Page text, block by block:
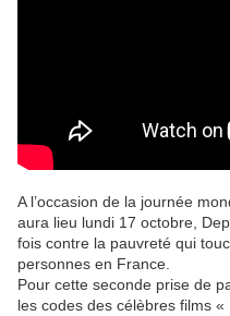
A l’occasion de la journée
aura lieu lundi 17 octobre,
fois contre la pauvreté qui
personnes en France.
Pour cette seconde prise de
les codes des célèbres films